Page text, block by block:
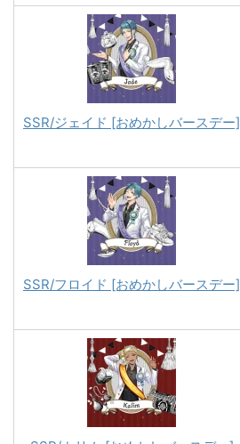
SSR/ジェイド [おめかしバースデー]
SSR/フロイド [おめかしバースデー]